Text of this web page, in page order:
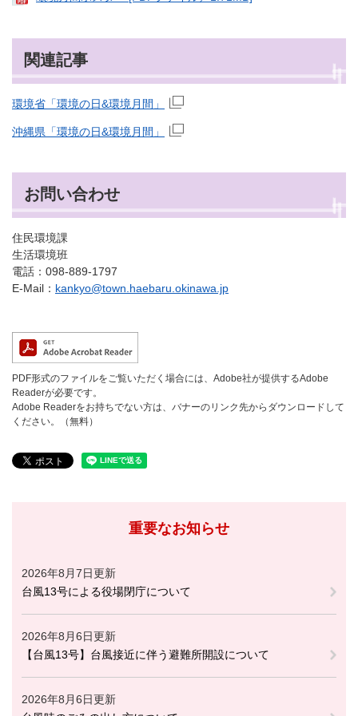
関連記事
環境省「環境の日&環境月間」
沖縄県「環境の日&環境月間」
お問い合わせ
住民環境課
生活環境班
電話：098-889-1797
E-Mail： kankyo@town.haebaru.okinawa.jp
PDF形式のファイルをご覧いただく場合には、Adobe社が提供するAdobe
Readerが必要です。
Adobe Readerをお持ちでない方は、バナーのリンク先からダウンロードして
ください。（無料）
重要なお知らせ
2026年8月7日更新
台風13号による役場閉庁について
2026年8月6日更新
【台風13号】台風接近に伴う避難所開設について
2026年8月6日更新